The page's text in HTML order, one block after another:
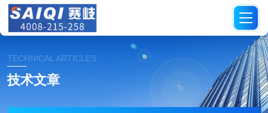
TECHNICAL ARTICLES
技术文章